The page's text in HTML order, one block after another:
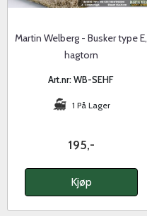
Martin Welberg - Busker type E,
hagtorn
Art.nr: WB-SEHF
1 På Lager
195,-
Kjøp